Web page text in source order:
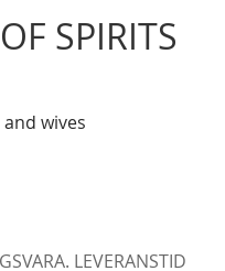
SPIRITS
wives
LEVERANSTID